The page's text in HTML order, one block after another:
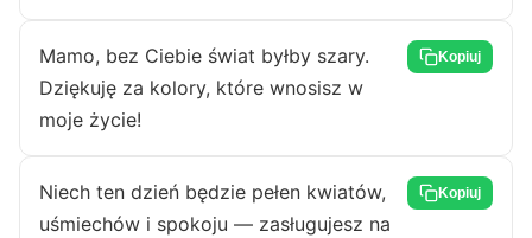
Mamo, bez Ciebie świat byłby szary.
Dziękuję za kolory, które wnosisz w
moje życie!
Kopiuj
Niech ten dzień będzie pełen kwiatów,
uśmiechów i spokoju — zasługujesz na
Kopiuj